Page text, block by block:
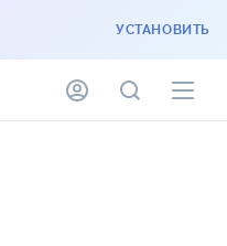
УСТАНОВИТЬ